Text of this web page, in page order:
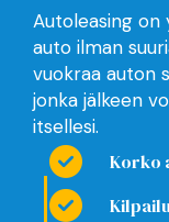
Autoleasing on
auto ilman
vuokraa auton
jonka jälkeen
itsellesi.
Korko